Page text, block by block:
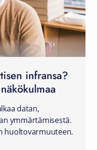
infransa?
datan,
ymmärtämisestä.
huoltovarmuuteen.